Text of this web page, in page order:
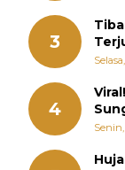
3
4
Senin,